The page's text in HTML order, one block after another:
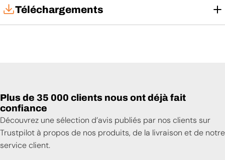
Téléchargements
Plus de 35 000 clients nous ont déjà fait
confiance
Découvrez une sélection d’avis publiés par nos clients sur
Trustpilot à propos de nos produits, de la livraison et de notre
service client.